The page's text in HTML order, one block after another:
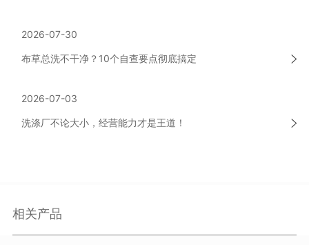
2026-07-30
布草总洗不干净？10个自查要点彻底搞定
2026-07-03
洗涤厂不论大小，经营能力才是王道！
相关产品